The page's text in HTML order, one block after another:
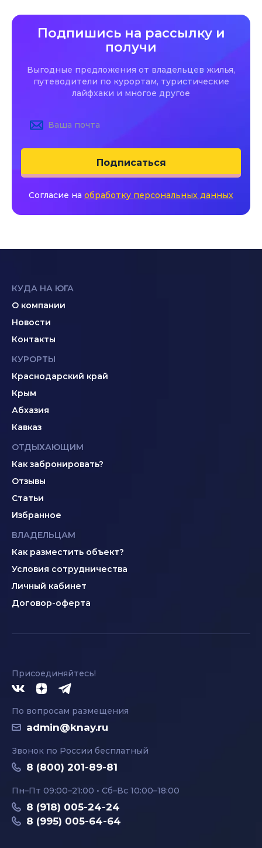
Подпишись на рассылку и
получи
Выгодные предложения от владельцев жилья,
путеводители по курортам, туристические
лайфхаки и многое другое
Подписаться
Согласие на обработку персональных данных
КУДА НА ЮГА
О компании
Новости
Контакты
КУРОРТЫ
Краснодарский край
Крым
Абхазия
Кавказ
ОТДЫХАЮЩИМ
Как забронировать?
Отзывы
Статьи
Избранное
ВЛАДЕЛЬЦАМ
Как разместить объект?
Условия сотрудничества
Личный кабинет
Договор-оферта
Присоединяйтесь!
По вопросам размещения
admin@knay.ru
Звонок по России бесплатный
8 (800) 201-89-81
Пн–Пт 09:00–21:00 • Сб–Вс 10:00–18:00
8 (918) 005-24-24
8 (995) 005-64-64